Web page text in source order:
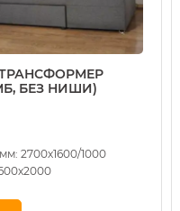
БЕЗ НИШИ)
2700х1600/1000